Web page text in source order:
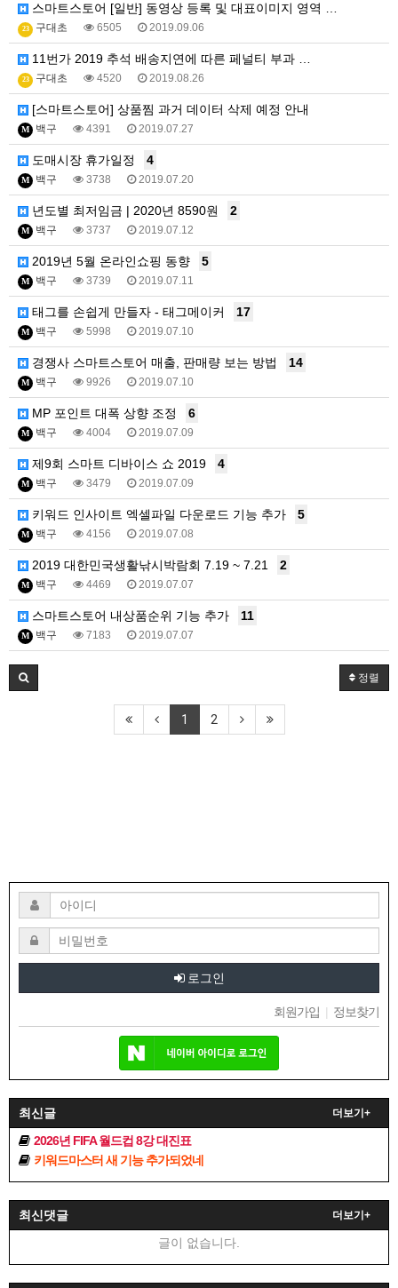
스마트스토어 [일반] 동영상 등록 및 대표이미지 영역 …
23 구대초 6505 2019.09.06
11번가 2019 추석 배송지연에 따른 페널티 부과 …
23 구대초 4520 2019.08.26
[스마트스토어] 상품찜 과거 데이터 삭제 예정 안내
M 백구 4391 2019.07.27
도매시장 휴가일정 4
M 백구 3738 2019.07.20
년도별 최저임금 | 2020년 8590원 2
M 백구 3737 2019.07.12
2019년 5월 온라인쇼핑 동향 5
M 백구 3739 2019.07.11
태그를 손쉽게 만들자 - 태그메이커 17
M 백구 5998 2019.07.10
경쟁사 스마트스토어 매출, 판매량 보는 방법 14
M 백구 9926 2019.07.10
MP 포인트 대폭 상향 조정 6
M 백구 4004 2019.07.09
제9회 스마트 디바이스 쇼 2019 4
M 백구 3479 2019.07.09
키워드 인사이트 엑셀파일 다운로드 기능 추가 5
M 백구 4156 2019.07.08
2019 대한민국생활낚시박람회 7.19 ~ 7.21 2
M 백구 4469 2019.07.07
스마트스토어 내상품순위 기능 추가 11
M 백구 7183 2019.07.07
정렬
1 2
로그인
회원가입 | 정보찾기
최신글 더보기+
2026년 FIFA 월드컵 8강 대진표
키워드마스터 새 기능 추가되었네
최신댓글 더보기+
글이 없습니다.